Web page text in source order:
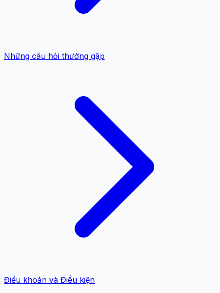
Những câu hỏi thường gặp
Điều khoản và Điều kiện